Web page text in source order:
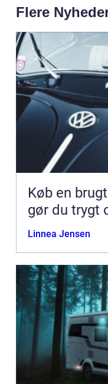
Flere
Køb en
gør du trygt
Linnea Jensen